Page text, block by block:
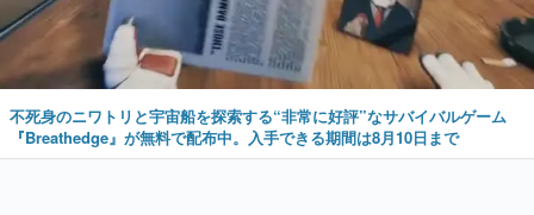
不死身のニワトリと宇宙船を探索する“非常に好評”なサバイバルゲーム
『Breathedge』が無料で配布中。入手できる期間は8月10日まで